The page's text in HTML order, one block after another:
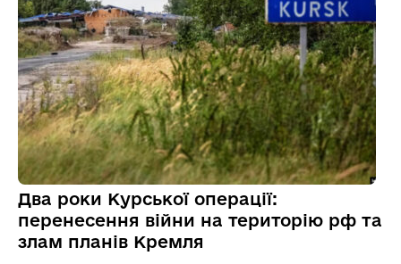
Два роки Курської операції:
перенесення війни на територію рф та
злам планів Кремля